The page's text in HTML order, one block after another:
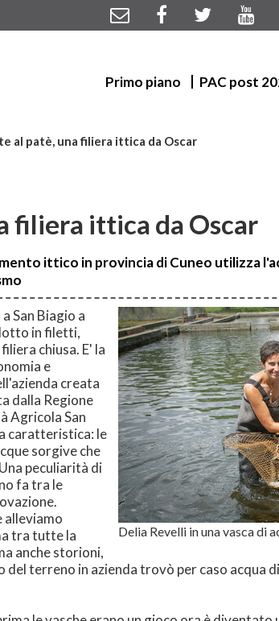
Primo piano PAC post
al patè, una filiera ittica da Oscar
filiera ittica da Oscar
ittico in provincia di Cuneo utilizza
Delia Revelli in una vasca di
San Biagio a
in filetti,
chiusa. E' la
e
creata
dalla Regione
Agricola San
caratteristica: le
sorgive che
peculiarità di
fa tra le
alleviamo
tra tutte la
anche storioni,
terreno in azienda trovò per caso acqua